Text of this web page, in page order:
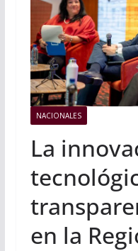
NACIONALES
La
en la